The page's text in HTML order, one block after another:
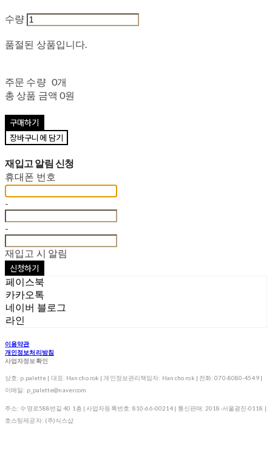
수량
품절된 상품입니다.
주문 수량 0개
총 상품 금액 0원
구매하기
장바구니에 담기
재입고 알림 신청
휴대폰 번호
-
-
재입고 시 알림
신청하기
페이스북
카카오톡
네이버 블로그
라인
이용약관
개인정보처리방침
사업자정보확인
상호: p.palette | 대표: Han cho rok | 개인정보관리책임자: Han cho rok | 전화: 070-8080-4549 |
이메일: p_palette@naver.com
주소: 수영로588번길 40 1층 | 사업자등록번호: 810-66-00214 | 통신판매:2018-서울광진-0118 |
호스팅제공자: (주)식스샵